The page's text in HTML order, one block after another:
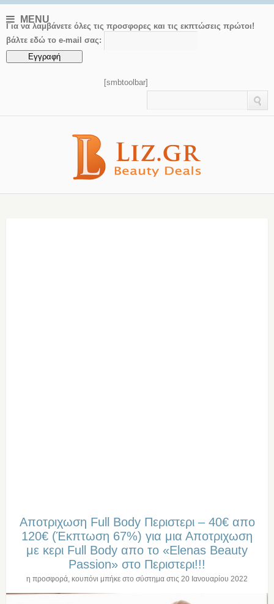
MENU
Για να λαμβάνετε όλες τις προσφορες και τις εκπτώσεις πρώτοι!
βάλτε εδώ το e-mail σας:
[smbtoolbar]
Αποτριχωση Full Body Περιστερι – 40€ απο
120€ (Έκπτωση 67%) για μια Αποτριχωση
με κερι Full Body απο το «Elenas Beauty
Passion» στο Περιστερι!!!
η προσφορά, κουπόνι μπήκε στο σύστημα στις 20 Ιανουαρίου 2022